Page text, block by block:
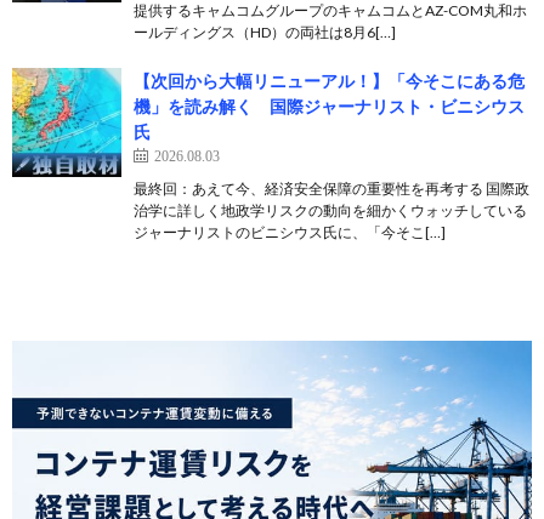
提供するキャムコムグループのキャムコムとAZ-COM丸和ホ
ールディングス（HD）の両社は8月6[…]
【次回から大幅リニューアル！】「今そこにある危
機」を読み解く 国際ジャーナリスト・ビニシウス
氏
2026.08.03
最終回：あえて今、経済安全保障の重要性を再考する 国際政
治学に詳しく地政学リスクの動向を細かくウォッチしている
ジャーナリストのビニシウス氏に、「今そこ[…]